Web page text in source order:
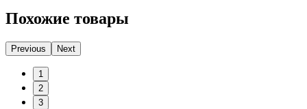
Похожие товары
Previous Next
1
2
3